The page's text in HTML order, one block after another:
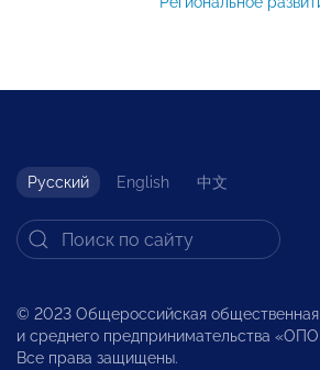
Русский English 中文
© 2023 Общероссийская общественная
и среднего предпринимательства
Все права защищены.